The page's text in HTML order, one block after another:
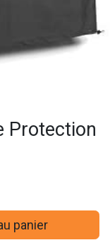
Protection
panier